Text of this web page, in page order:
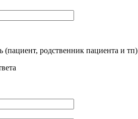
(пациент, родственник пациента и тп)